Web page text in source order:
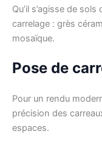
Qu’il s’agisse de
carrelage : grès
mosaïque.
Pose de
Pour un rendu
précision des
espaces.